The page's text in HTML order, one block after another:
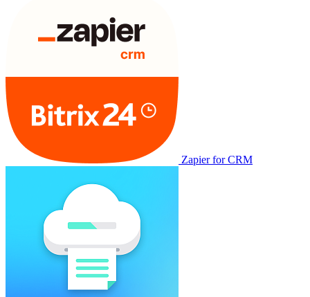
Zapier for CRM